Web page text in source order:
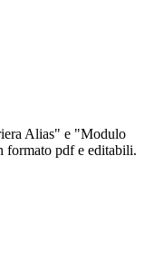
Alias" e "Modulo
formato pdf e editabili.